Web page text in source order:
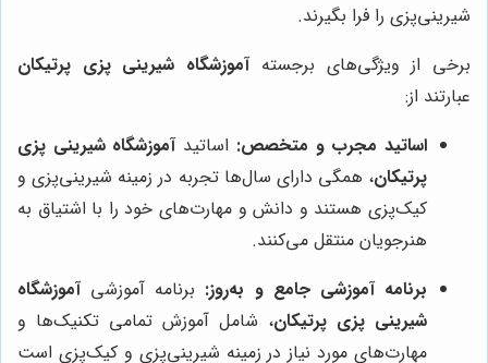
شیرینی‌پزی را فرا بگیرند.
برخی از ویژگی‌های برجستهآموزشگاه شیرینی پزی پرتیکان
عبارتند از:
اساتید مجرب و متخصص: اساتیدآموزشگاه شیرینی پزی
پرتیکان، همگی دارای سال‌ها تجربه در زمینه شیرینی‌پزی و
کیک‌پزی هستند و دانش و مهارت‌های خود را با اشتیاق به
هنرجویان منتقل می‌کنند.
برنامه آموزشی جامع و به‌روز: برنامه آموزشیآموزشگاه
شیرینی پزی پرتیکان، شامل آموزش تمامی تکنیک‌ها و
مهارت‌های مورد نیاز در زمینه شیرینی‌پزی و کیک‌پزی است